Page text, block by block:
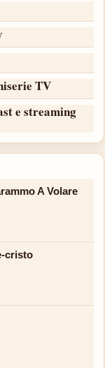
TV
e streaming
A Volare
cristo